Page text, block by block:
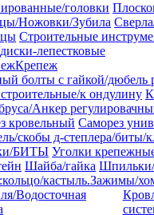
головки
Ножовки/Зубила
Строительные
лепестковые
Крепеж
болты с гайкой/дюбель
к ондулину
Анкер
кровельный Саморез
скобы д-степлера/биты/
БИТЫ Уголки
Шайба/гайка
кастыль.Зажимы/